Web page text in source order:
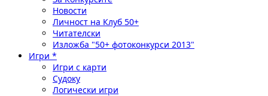
Новости
Личност на Клуб 50+
Читателски
Изложба "50+ фотоконкурси 2013"
Игри *
Игри с карти
Судоку
Логически игри